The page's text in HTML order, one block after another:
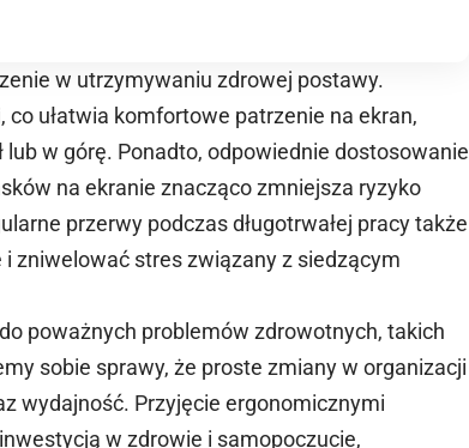
w utrzymywaniu zdrowej postawy.
, co ułatwia komfortowe patrzenie na ekran,
w górę. Ponadto, odpowiednie dostosowanie
na ekranie znacząco zmniejsza ryzyko
przerwy podczas długotrwałej pracy także
zniwelować stres związany z siedzącym
poważnych problemów zdrowotnych, takich
sobie sprawy, że proste zmiany w organizacji
wydajność. Przyjęcie ergonomicznymi
w zdrowie i samopoczucie,